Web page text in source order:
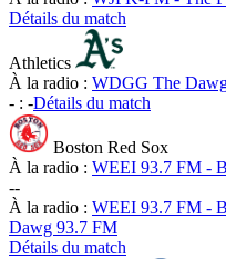
Détails du match
Athletics
À la radio : WDGG The
- : -Détails du match
Boston Red Sox
À la radio : WEEI 93.7 FM -
--
À la radio : WEEI 93.7 FM -
Dawg 93.7 FM
Détails du match